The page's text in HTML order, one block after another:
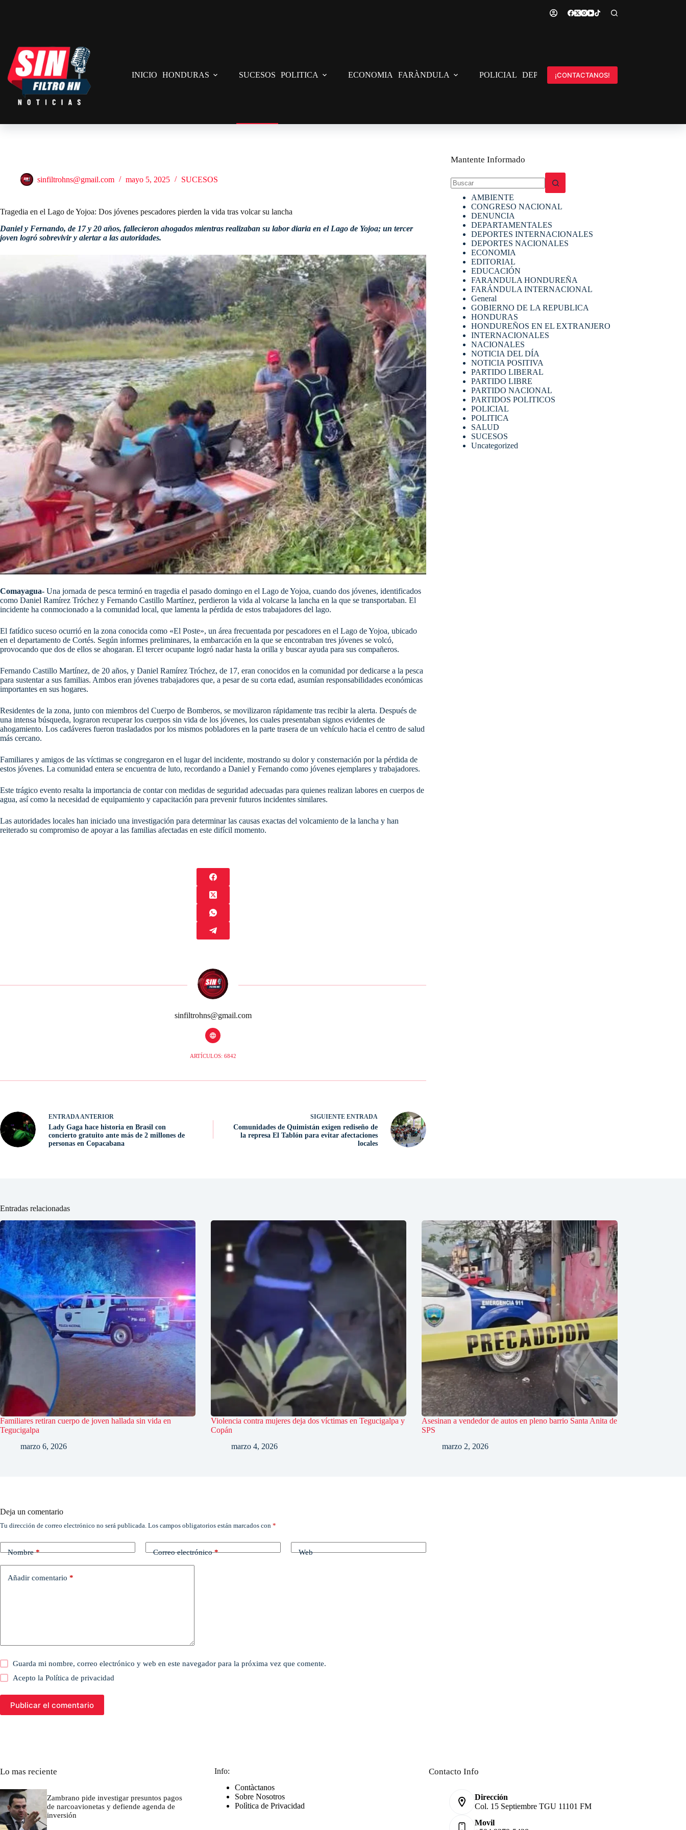
INICIO HONDURAS SUCESOS POLITICA ECONOMIA FARÀNDULA POLICIAL DEPORTES INTERNACIONAL
¡CONTACTANOS!
sinfiltrohns@gmail.com mayo 5, 2025 SUCESOS
Tragedia en el Lago de Yojoa: Dos jóvenes pescadores pierden la vida tras volcar su lancha
Daniel y Fernando, de 17 y 20 años, fallecieron ahogados mientras realizaban su labor diaria en el Lago de Yojoa; un tercer
joven logró sobrevivir y alertar a las autoridades.
Comayagua- Una jornada de pesca terminó en tragedia el pasado domingo en el Lago de Yojoa, cuando dos jóvenes, identificados
como Daniel Ramírez Tróchez y Fernando Castillo Martínez, perdieron la vida al volcarse la lancha en la que se transportaban. El
incidente ha conmocionado a la comunidad local, que lamenta la pérdida de estos trabajadores del lago.
El fatídico suceso ocurrió en la zona conocida como «El Poste», un área frecuentada por pescadores en el Lago de Yojoa, ubicado
en el departamento de Cortés. Según informes preliminares, la embarcación en la que se encontraban tres jóvenes se volcó,
provocando que dos de ellos se ahogaran. El tercer ocupante logró nadar hasta la orilla y buscar ayuda para sus compañeros.
Fernando Castillo Martínez, de 20 años, y Daniel Ramírez Tróchez, de 17, eran conocidos en la comunidad por dedicarse a la pesca
para sustentar a sus familias. Ambos eran jóvenes trabajadores que, a pesar de su corta edad, asumían responsabilidades económicas
importantes en sus hogares.
Residentes de la zona, junto con miembros del Cuerpo de Bomberos, se movilizaron rápidamente tras recibir la alerta. Después de
una intensa búsqueda, lograron recuperar los cuerpos sin vida de los jóvenes, los cuales presentaban signos evidentes de
ahogamiento. Los cadáveres fueron trasladados por los mismos pobladores en la parte trasera de un vehículo hacia el centro de salud
más cercano.
Familiares y amigos de las víctimas se congregaron en el lugar del incidente, mostrando su dolor y consternación por la pérdida de
estos jóvenes. La comunidad entera se encuentra de luto, recordando a Daniel y Fernando como jóvenes ejemplares y trabajadores.
Este trágico evento resalta la importancia de contar con medidas de seguridad adecuadas para quienes realizan labores en cuerpos de
agua, así como la necesidad de equipamiento y capacitación para prevenir futuros incidentes similares.
Las autoridades locales han iniciado una investigación para determinar las causas exactas del volcamiento de la lancha y han
reiterado su compromiso de apoyar a las familias afectadas en este difícil momento.
sinfiltrohns@gmail.com
ARTÍCULOS: 6842
ENTRADA ANTERIOR
Lady Gaga hace historia en Brasil con
concierto gratuito ante más de 2 millones de
personas en Copacabana
SIGUIENTE ENTRADA
Comunidades de Quimistán exigen rediseño de
la represa El Tablón para evitar afectaciones
locales
Mantente Informado
resultados
AMBIENTE
CONGRESO NACIONAL
DENUNCIA
DEPARTAMENTALES
DEPORTES INTERNACIONALES
DEPORTES NACIONALES
ECONOMIA
EDITORIAL
EDUCACIÓN
FARANDULA HONDUREÑA
FARÁNDULA INTERNACIONAL
General
GOBIERNO DE LA REPUBLICA
HONDURAS
HONDUREÑOS EN EL EXTRANJERO
INTERNACIONALES
NACIONALES
NOTICIA DEL DÍA
NOTICIA POSITIVA
PARTIDO LIBERAL
PARTIDO LIBRE
PARTIDO NACIONAL
PARTIDOS POLITICOS
POLICIAL
POLITICA
SALUD
SUCESOS
Uncategorized
Entradas relacionadas
Familiares retiran cuerpo de joven hallada sin vida en
Tegucigalpa
marzo 6, 2026
Violencia contra mujeres deja dos víctimas en Tegucigalpa y
Copán
marzo 4, 2026
Asesinan a vendedor de autos en pleno barrio Santa Anita de
SPS
marzo 2, 2026
Deja un comentario
Tu dirección de correo electrónico no será publicada. Los campos obligatorios están marcados con *
Nombre* Correo electrónico* Web
Añadir comentario *
Guarda mi nombre, correo electrónico y web en este navegador para la próxima vez que comente.
Acepto laPolítica de privacidad
Publicar el comentario
Lo mas reciente
Zambrano pide investigar presuntos pagos
de narcoavionetas y defiende agenda de
inversión
Info:
Contàctanos
Sobre Nosotros
Polìtica de Privacidad
Contacto Info
Dirección
Col. 15 Septiembre TGU 11101 FM
Movil